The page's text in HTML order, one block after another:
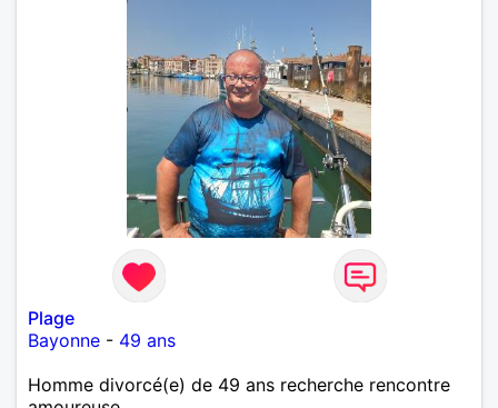
Plage
Bayonne - 49 ans
Homme divorcé(e) de 49 ans recherche rencontre